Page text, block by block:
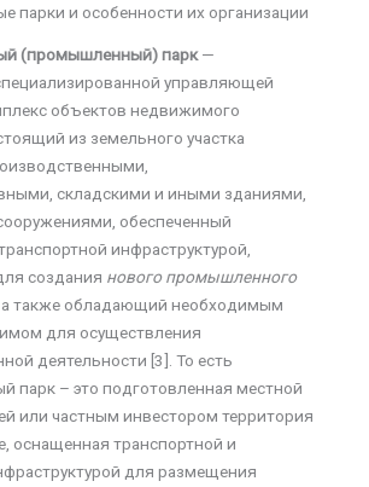
парки и особенности их организации
(промышленный) парк—
управляющей
объектов недвижимого
из земельного участка
складскими и иными зданиями,
обеспеченный
инфраструктурой,
создания нового промышленного
а также обладающий необходимым
для осуществления
деятельности [3]. То есть
парк – это подготовленная местной
или частным инвестором территория
оснащенная транспортной и
для размещения